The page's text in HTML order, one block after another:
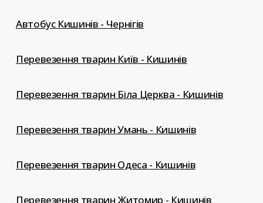
Автобус Кишинів - Чернігів
Перевезення тварин Київ - Кишинів
Перевезення тварин Біла Церква - Кишинів
Перевезення тварин Умань - Кишинів
Перевезення тварин Одеса - Кишинів
Перевезення тварин Житомир - Кишинів